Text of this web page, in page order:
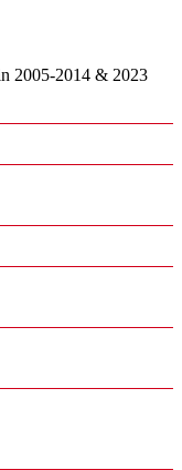
2005-2014 & 2023